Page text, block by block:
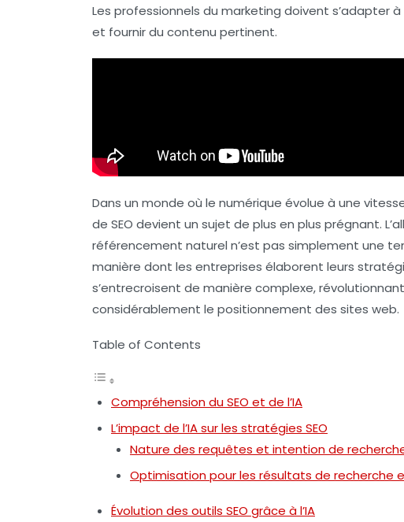
Les professionnels du marketing doivent s’adapter
et fournir du contenu pertinent.
Dans un monde où le numérique évolue à une
de SEO devient un sujet de plus en plus prégnant.
référencement naturel n’est pas simplement une
manière dont les entreprises élaborent leurs
s’entrecroisent de manière complexe,
considérablement le positionnement des sites web.
Table of Contents
Compréhension du SEO et de l’IA
L’impact de l’IA sur les stratégies SEO
Nature des requêtes et intention de
Optimisation pour les résultats de recherche
Évolution des outils SEO grâce à l’IA